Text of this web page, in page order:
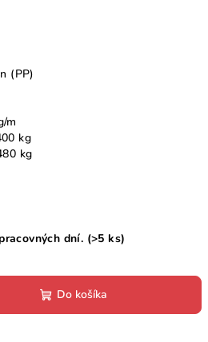
(PP)
m
kg
kg
dní. (>5 ks)
Do košíka